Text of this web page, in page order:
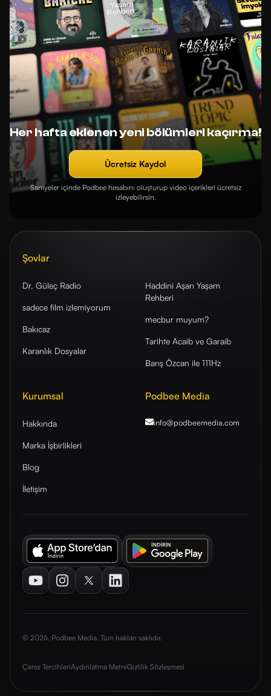
Her hafta eklenen yeni bölümleri kaçırma!
Ücretsiz Kaydol
Saniyeler içinde Podbee hesabını oluşturup video içerikleri ücretsiz
izleyebilirsin.
Şovlar
Dr. Güleç Radio
sadece film izlemiyorum
Bakıcaz
Karanlık Dosyalar
Haddini Aşan Yaşam
Rehberi
mecbur muyum?
Tarihte Acaib ve Garaib
Barış Özcan ile 111Hz
Kurumsal
Hakkında
Marka İşbirlikleri
Blog
İletişim
Podbee Media
info@podbeemedia.com
YoutubeInstagramTwitterLinkedIn
© 2026. Podbee Media. Tüm hakları saklıdır.
Çerez TercihleriAydınlatma MetniGizlilik Sözleşmesi